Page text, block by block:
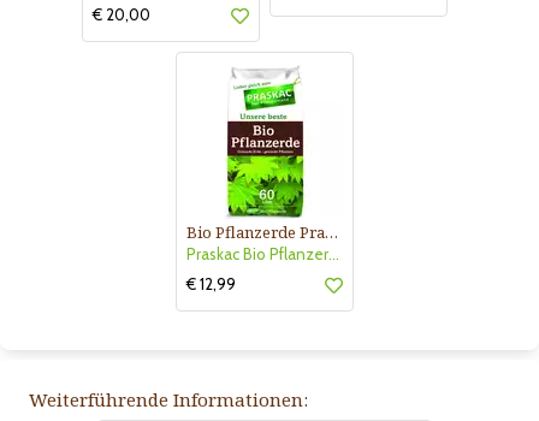
€ 20,00
Bio Pflanzerde Praskac
Praskac Bio Pflanzerde
€ 12,99
Weiterführende Informationen: